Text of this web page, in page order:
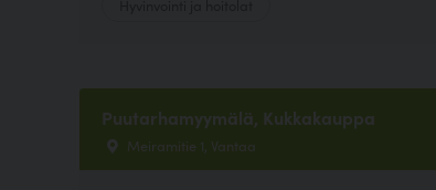
Puutarhamyymälä, Kukkakauppa
Meiramitie 1, Vantaa